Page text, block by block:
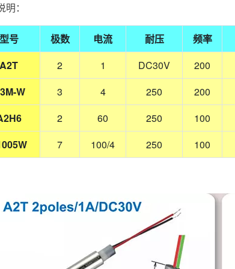
：
型号 极数 电流 耐压 频率
A2T
2 1 DC30V 200
W
3 4 250 200
2 60 250 100
7 100/4 250 100